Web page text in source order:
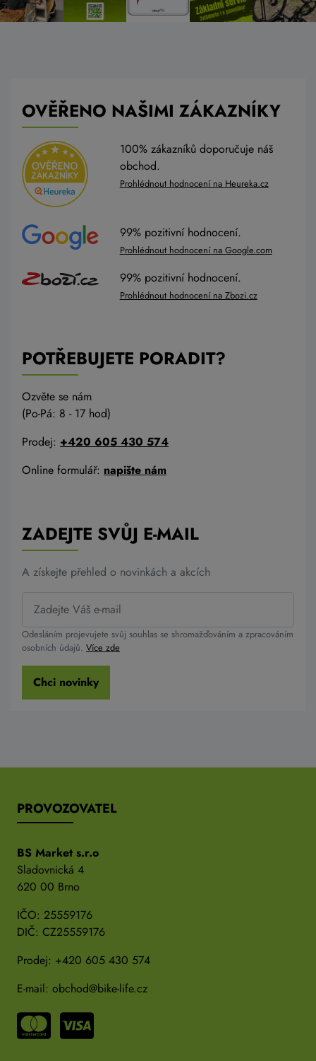
OVĚŘENO NAŠIMI ZÁKAZNÍKY
100% zákazníků doporučuje náš
obchod.
Prohlédnout hodnocení na Heureka.cz
99% pozitivní hodnocení.
Prohlédnout hodnocení na Google.com
99% pozitivní hodnocení.
Prohlédnout hodnocení na Zbozi.cz
POTŘEBUJETE PORADIT?
Ozvěte se nám
(Po-Pá: 8 - 17 hod)
Prodej: +420 605 430 574
Online formulář: napište nám
ZADEJTE SVŮJ E-MAIL
A získejte přehled o novinkách a akcích
Odesláním projevujete svůj souhlas se shromažďováním a zpracováním
osobních údajů. Více zde
Chci novinky
PROVOZOVATEL
BS Market s.r.o
Sladovnická 4
620 00 Brno
IČO: 25559176
DIČ: CZ25559176
Prodej: +420 605 430 574
E-mail: obchod@bike-life.cz